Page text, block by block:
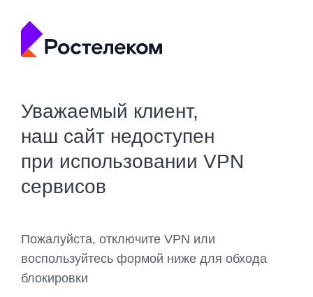
Уважаемый клиент,
наш сайт недоступен
при использовании VPN
сервисов
Пожалуйста, отключите VPN или
воспользуйтесь формой ниже для обхода
блокировки